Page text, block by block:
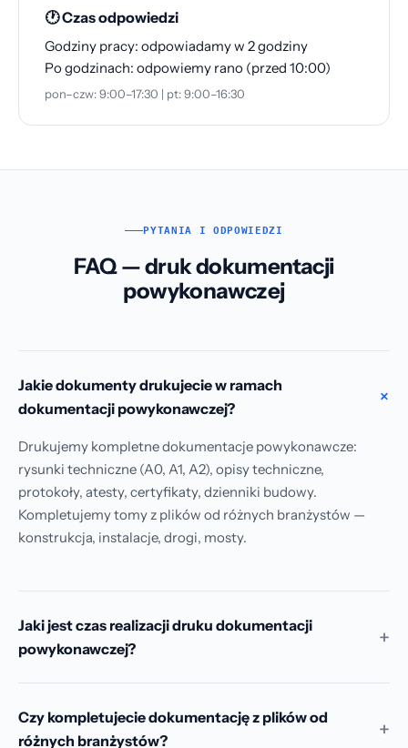
🕐 Czas odpowiedzi
Godziny pracy: odpowiadamy w 2 godziny
Po godzinach: odpowiemy rano (przed 10:00)
pon–czw: 9:00–17:30 | pt: 9:00–16:30
PYTANIA I ODPOWIEDZI
FAQ — druk dokumentacji
powykonawczej
Jakie dokumenty drukujecie w ramach
dokumentacji powykonawczej?
Drukujemy kompletne dokumentacje powykonawcze:
rysunki techniczne (A0, A1, A2), opisy techniczne,
protokoły, atesty, certyfikaty, dzienniki budowy.
Kompletujemy tomy z plików od różnych branżystów —
konstrukcja, instalacje, drogi, mosty.
Jaki jest czas realizacji druku dokumentacji
powykonawczej?
roboczych. Tryb express możliwy po uzgodnieniu
telefonicznym. Zadzwoń — podamy realny termin.
Czy kompletujecie dokumentację z plików od
różnych branżystów?